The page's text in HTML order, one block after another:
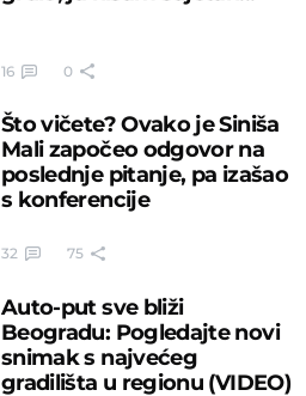
16 0
Što vičete? Ovako je Siniša
Mali započeo odgovor na
poslednje pitanje, pa izašao
s konferencije
32 75
Auto-put sve bliži
Beogradu: Pogledajte novi
snimak s najvećeg
gradilišta u regionu (VIDEO)